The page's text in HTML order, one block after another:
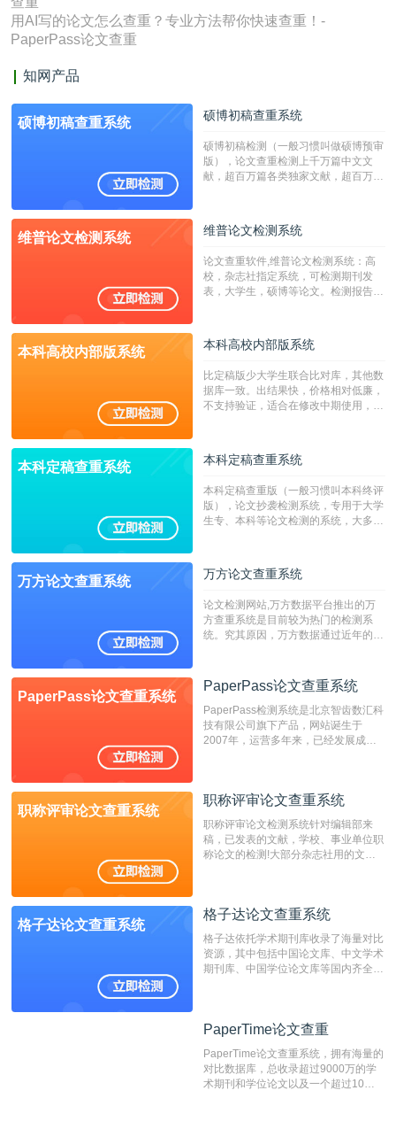
用AI写的论文怎么查重？专业方法帮你快速查重！-
PaperPass论文查重
知网产品
硕博初稿查重系统 硕博初稿查重系统
硕博初稿检测（一般习惯叫做硕博预审
版），论文查重检测上千万篇中文文
献，超百万篇各类独家文献，超百万港
校用来检测硕博论文的系统，检测范围
广，数据来源真实，检测算法合理!本
字符数30万）
维普论文检测系统 维普论文检测系统
论文查重软件,维普论文检测系统：高
校，杂志社指定系统，可检测期刊发
表，大学生，硕博等论文。检测报告支
本科高校内部版系统 本科高校内部版系统
比定稿版少大学生联合比对库，其他数
据库一致。出结果快，价格相对低廉，
不支持验证，适合在修改中期使用，定
本科定稿查重系统 本科定稿查重系统
本科定稿查重版（一般习惯叫本科终评
版），论文抄袭检测系统，专用于大学
生专、本科等论文检测的系统，大多数
万方论文查重系统 万方论文查重系统
论文检测网站,万方数据平台推出的万
方查重系统是目前较为热门的检测系
统。究其原因，万方数据通过近年的发
检测系统，其真实性和权威性无可厚
非。其次，相对于知网而言，万方检测
费用少，上手容易，是学生初次论文查
重的推荐系统。
PaperPass论文查重系统
PaperPass论文查重系统
PaperPass检测系统是北京智齿数汇科
技有限公司旗下产品，网站诞生于
2007年，运营多年来，已经发展成为
检测速度快、精度高，市场反映良好。
职称评审论文查重系统
职称评审论文查重系统
职称评审论文检测系统针对编辑部来
稿，已发表的文献，学校、事业单位职
称论文的检测!大部分杂志社用的文献
编辑部检测来稿和已发表的文献,检测
测时注意填写第一作者,才能排除已发
表文献复制比。（限制字符数1万）
格子达论文查重系统
格子达论文查重系统
格子达依托学术期刊库收录了海量对比
资源，其中包括中国论文库、中文学术
期刊库、中国学位论文库等国内齐全的
系统，可检测中文、英文两种语言的论
PaperTime论文查重
PaperTime论文查重系统，拥有海量的
对比数据库，总收录超过9000万的学
术期刊和学位论文以及一个超过10亿